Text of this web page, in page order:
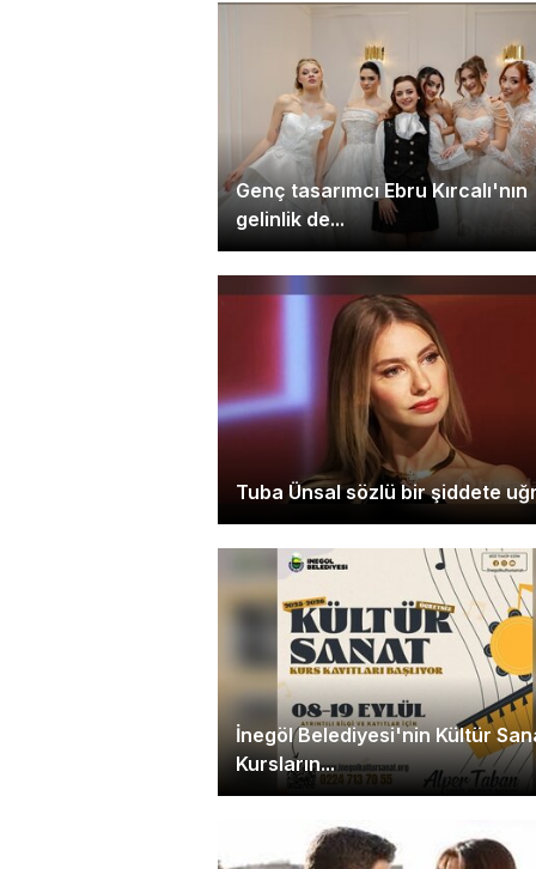
Genç tasarımcı Ebru Kırcalı'nın
gelinlik de...
Tuba Ünsal sözlü bir şiddete
İnegöl Belediyesi'nin Kültür
Kursların...